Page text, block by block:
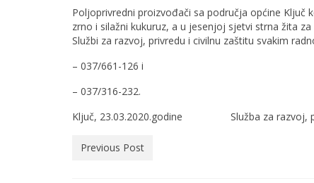
Poljoprivredni proizvođači sa područja općine
zrno i silažni kukuruz, a u jesenjoj sjetvi strna žita
Službi za razvoj, privredu i civilnu zaštitu svakim
– 037/661-126 i
– 037/316-232.
Ključ, 23.03.2020.godine Služba za razvoj,
Previous Post